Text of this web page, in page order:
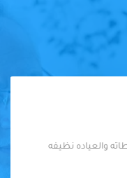
والعياده نظيفه